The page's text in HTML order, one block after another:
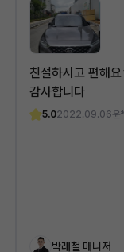
친절하시고 편해
감사합니다
5.02022.09.06윤
박래철 매니저